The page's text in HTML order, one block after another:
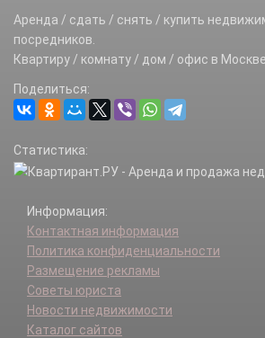
Аренда / сдать / снять / купить
посредников.
Квартиру / комнату / дом / офис в Москве
Поделиться:
Статистика:
Информация:
Контактная информация
Политика конфиденциальности
Размещение рекламы
Советы юриста
Новости недвижимости
Каталог сайтов